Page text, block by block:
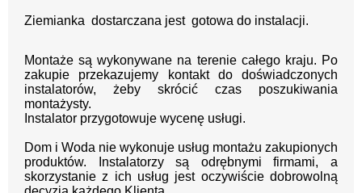
Ziemianka dostarczana jest gotowa do instalacji.
Montaże są wykonywane na terenie całego kraju. Po
zakupie przekazujemy kontakt do doświadczonych
instalatorów, żeby skrócić czas poszukiwania
montażysty.
Instalator przygotowuje wycenę usługi.
Dom i Woda nie wykonuje usług montażu zakupionych
produktów. Instalatorzy są odrębnymi firmami, a
skorzystanie z ich usług jest oczywiście dobrowolną